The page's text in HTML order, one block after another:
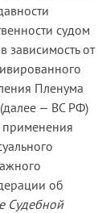
судом
зависимость от
Пленума
— ВС РФ)
об
Судебной